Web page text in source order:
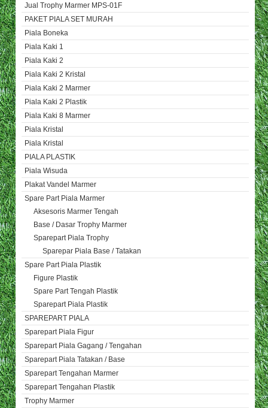
Jual Trophy Marmer MPS-01F
PAKET PIALA SET MURAH
Piala Boneka
Piala Kaki 1
Piala Kaki 2
Piala Kaki 2 Kristal
Piala Kaki 2 Marmer
Piala Kaki 2 Plastik
Piala Kaki 8 Marmer
Piala Kristal
Piala Kristal
PIALA PLASTIK
Piala Wisuda
Plakat Vandel Marmer
Spare Part Piala Marmer
Aksesoris Marmer Tengah
Base / Dasar Trophy Marmer
Sparepart Piala Trophy
Sparepar Piala Base / Tatakan
Spare Part Piala Plastik
Figure Plastik
Spare Part Tengah Plastik
Sparepart Piala Plastik
SPAREPART PIALA
Sparepart Piala Figur
Sparepart Piala Gagang / Tengahan
Sparepart Piala Tatakan / Base
Sparepart Tengahan Marmer
Sparepart Tengahan Plastik
Trophy Marmer